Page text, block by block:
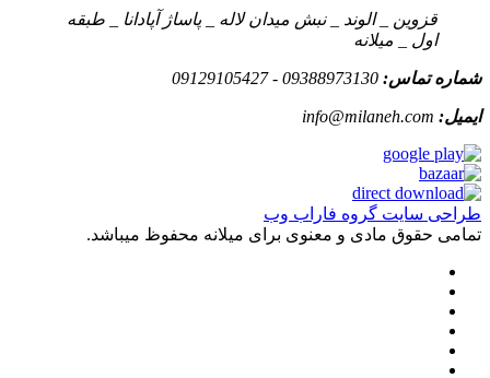
قزوین _ الوند _ نبش میدان لاله _ پاساژ آپادانا _ طبقه
اول _ میلانه
شماره تماس: 09388973130 - 09129105427
ایمیل: info@milaneh.com
طراحی سایت گروه فاراب وب
تمامی حقوق مادی و معنوی برای میلانه محفوظ میباشد.